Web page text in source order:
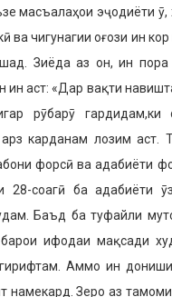
масъалаҳои эҷодиёти
ва чигунагии оғози ин
Зиёда аз он, ин пора
ин аст: «Дар вақти
рӯбарӯ
арз карданам лозим аст.
форсӣ ва адабиёти
28-соагӣ ба адабиёти
Баъд ба туфайли
ифодаи мақсади
Аммо ин
намекард. Зеро аз